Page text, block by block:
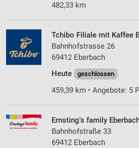
482,33 km
Tchibo Filiale mit Kaffee
Bahnhofstrasse 26
69412 Eberbach
Heute
geschlossen
459,39 km • Angebote: 5
Ernsting's family
Bahnhofstraße 33
69412 Eberbach